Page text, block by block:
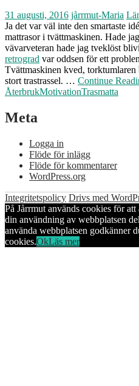
31 augusti, 2016 jårrmut-Maria
Ja det var väl inte den smartaste
mattrasor i tvättmaskinen. Hade
vävarveteran hade jag tveklöst
retrograd var oddsen för ett
Tvättmaskinen kved,
stort trastrassel. … Continue
ÅterbrukMotivationTrasmatta
Meta
Logga in
Flöde för inlägg
Flöde för kommentarer
WordPress.org
Integritetspolicy Drivs med
På Jårrmut används cookies för
din användning av webbplatsen
använda webbplatsen godkänner
cookies.OkLäs mer